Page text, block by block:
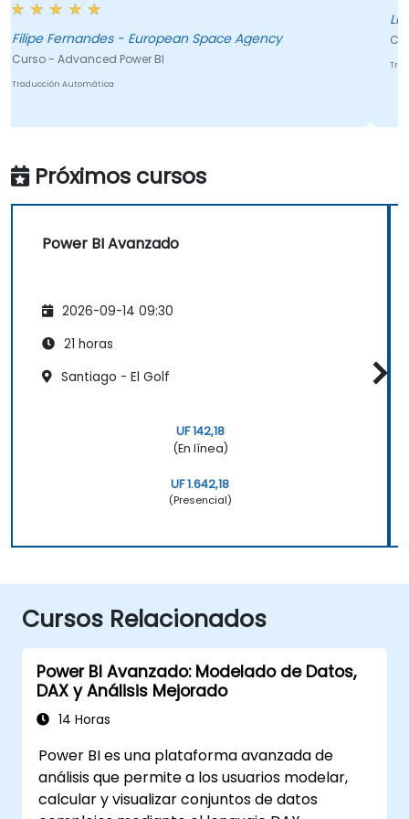
Filipe Fernandes - European Space Agency
Curso - Advanced Power BI
Traducción Automática
Próximos cursos
Power BI Avanzado
2026-09-14 09:30
21 horas
Santiago - El Golf
UF 142,18
(En línea)
UF 1.642,18
(Presencial)
Cursos Relacionados
Power BI Avanzado: Modelado de Datos,
DAX y Análisis Mejorado
14 Horas
Power BI es una plataforma avanzada de
análisis que permite a los usuarios modelar,
calcular y visualizar conjuntos de datos